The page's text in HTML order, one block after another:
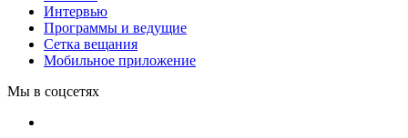
Интервью
Программы и ведущие
Сетка вещания
Мобильное приложение
Мы в соцсетях